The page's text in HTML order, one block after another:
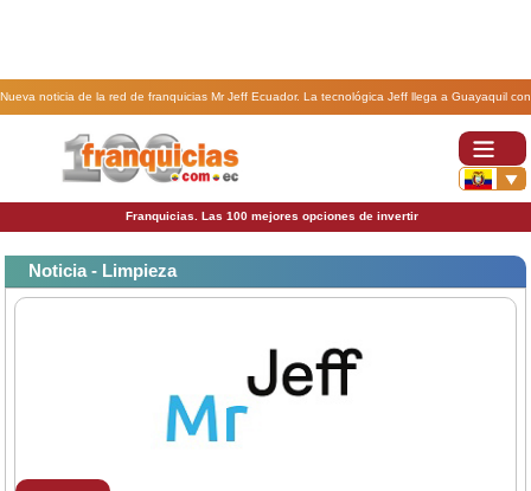
Nueva noticia de la red de franquicias Mr Jeff Ecuador. La tecnológica Jeff llega a Guayaquil con
su línea Beauty Jeff, el primer salón de belleza en un clic.
Franquicias. Las 100 mejores opciones de invertir
Noticia - Limpieza